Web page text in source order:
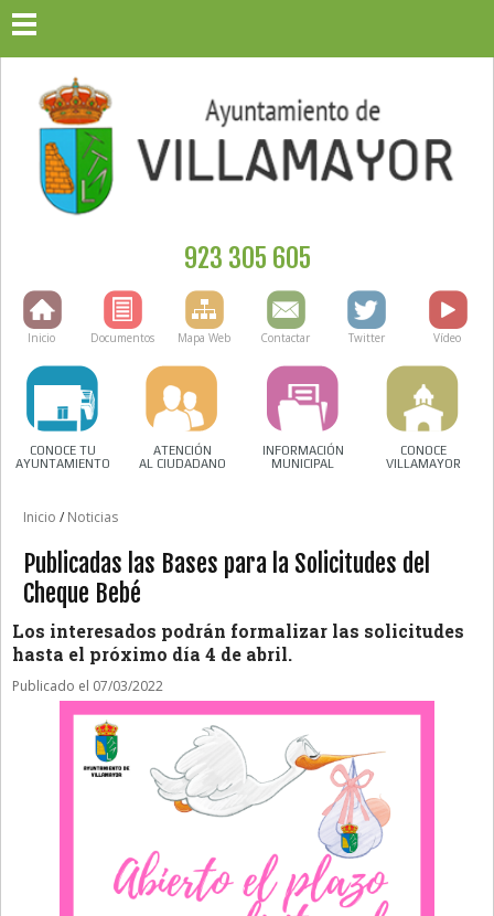
923 305 605
Inicio Documentos Mapa Web Contactar Twitter Vídeo
CONOCE TU
AYUNTAMIENTO
ATENCIÓN
AL CIUDADANO
INFORMACIÓN
MUNICIPAL
CONOCE
VILLAMAYOR
Inicio / Noticias
Publicadas las Bases para la Solicitudes del
Cheque Bebé
Los interesados podrán formalizar las solicitudes
hasta el próximo día 4 de abril.
Publicado el 07/03/2022